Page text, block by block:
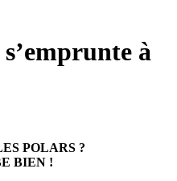
à
POLARS ?
BIEN !